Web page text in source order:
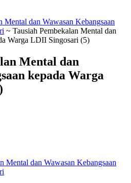
Mental dan Wawasan Kebangsaan
~ Tausiah Pembekalan Mental dan
Warga LDII Singosari (5)
Mental dan
kepada Warga
Mental dan Wawasan Kebangsaan